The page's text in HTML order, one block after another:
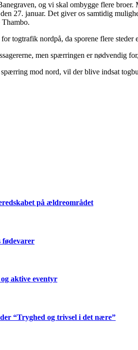
og vi skal ombygge flere
27. januar. Det giver os samtidig
Thambo.
togtrafik nordpå, da sporene flere
men spærringen er nødvendig
mod nord, vil der blive indsat
på ældreområdet
fødevarer
aktive eventyr
“Tryghed og trivsel i det nære”